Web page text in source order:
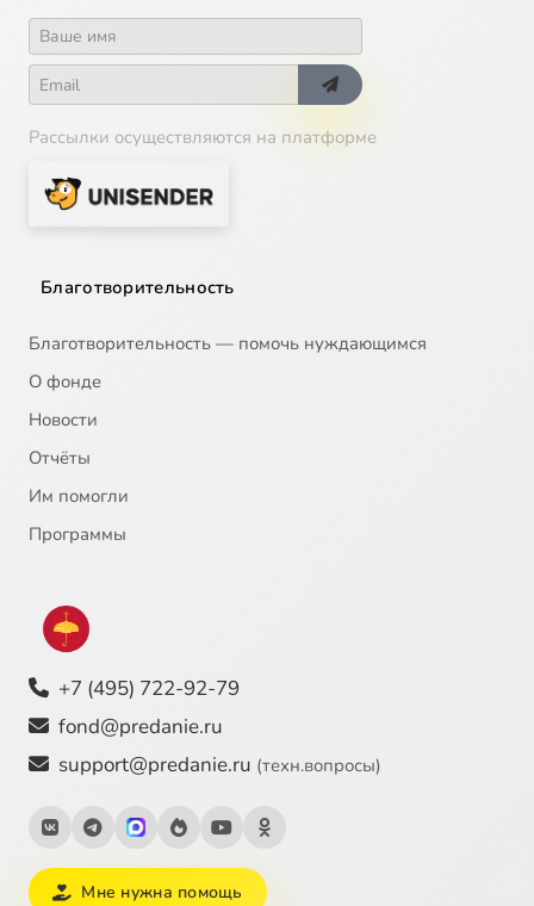
Рассылки осуществляются на платформе
Благотворительность
Благотворительность — помочь нуждающимся
О фонде
Новости
Отчёты
Им помогли
Программы
+7 (495) 722-92-79
fond@predanie.ru
support@predanie.ru (техн.вопросы)
Мне нужна помощь